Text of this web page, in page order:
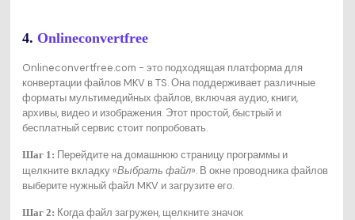
4. Onlineconvertfree
Onlineconvertfree.com - это подходящая платформа для
конвертации файлов MKV в TS. Она поддерживает различные
форматы мультимедийных файлов, включая аудио, книги,
архивы, видео и изображения. Этот простой, быстрый и
бесплатный сервис стоит попробовать.
Шаг 1: Перейдите на домашнюю страницу программы и
щелкните вкладку «Выбрать файл». В окне проводника файлов
выберите нужный файл MKV и загрузите его.
Шаг 2: Когда файл загружен, щелкните значок